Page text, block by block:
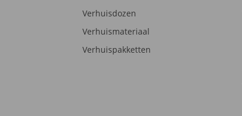
Verhuisdozen
Verhuismateriaal
Verhuispakketten